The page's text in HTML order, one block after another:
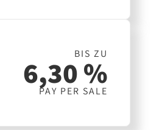
BIS ZU
6,30 %
PAY PER SALE